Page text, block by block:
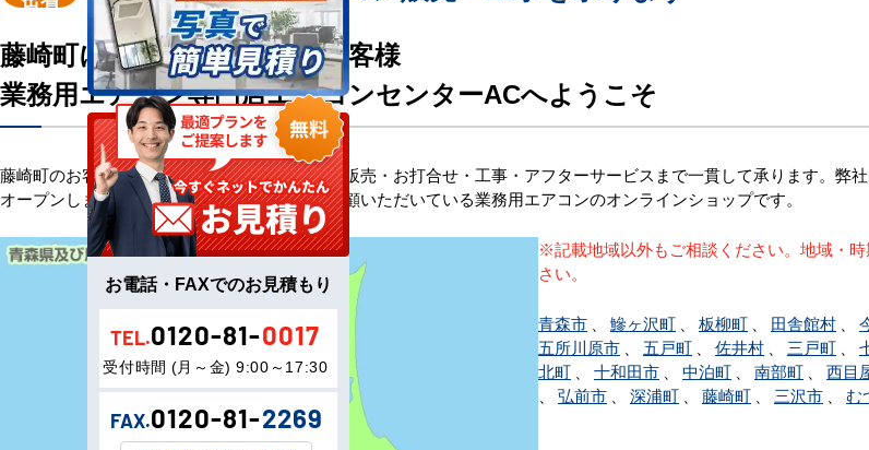
藤崎町にお住い・お勤めのお客様
業務用エアコン専門店エアコンセンターACへようこそ
藤崎町のお客様へ業務用エアコン・空調機器の販売・お打合せ・工事・アフターサービスまで一貫して承ります。弊
オープンしました。以来、皆様にご信頼・ご愛顧いただいている業務用エアコンのオンラインショップです。
※記載地域以外もご相談ください。地域・
さい。
青森市 鰺ヶ沢町 板柳町 田舎館村
五所川原市
五戸町 佐井村 三戸町
北町
十和田市 中泊町 南部町 西目
弘前市 深浦町 藤崎町 三沢市 む
お電話・FAXでのお見積もり
TEL.0120-81-0017
受付時間 (月～金) 9:00～17:30
FAX.0120-81-2269